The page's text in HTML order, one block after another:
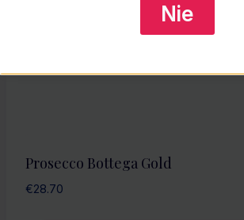
Prosecco Bottega Gold
€28.70
Nie